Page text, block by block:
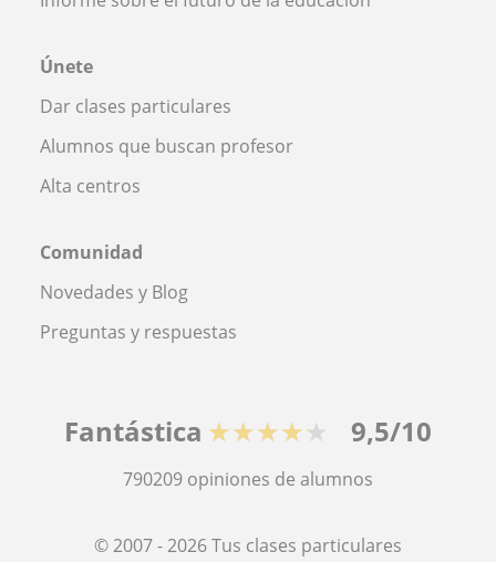
Únete
Dar clases particulares
Alumnos que buscan profesor
Alta centros
Comunidad
Novedades y Blog
Preguntas y respuestas
Fantástica ★★★★★ 9,5/10
790209 opiniones de alumnos
© 2007 - 2026 Tus clases particulares